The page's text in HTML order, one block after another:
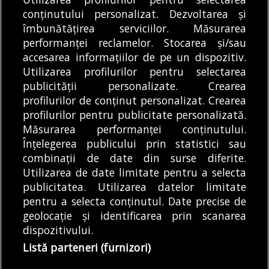
construirea ilegală de
drumuri, primarul
Sectorului 3 Robert
Negoiță a...
REDACȚIA BULETIN DE
BUCUREȘTI
avut loc vineri
dimineață, 7 august, la
metrou,...
DEANDREEA STĂNĂRÎNGĂ
07/08/2026
MODIFICĂ SETĂRILE COOKIES
© Copyright 2025 - Buletin de București.
Găzduit dePresslabs.com. Powered by TRS Design.
Despre
Noi
Media
Kit
Politică De
Confidențialitate
Cookie
Policy (EU)
Cookie
Policy
Tweet
Facebook
Share this selection
Tweet
conținutului personalizat. Dezvoltarea și
îmbunătățirea serviciilor. Măsurarea
performanței reclamelor. Stocarea și/sau
accesarea informațiilor de pe un dispozitiv.
Utilizarea profilurilor pentru selectarea
publicității personalizate. Crearea
profilurilor de conținut personalizat. Crearea
profilurilor pentru publicitate personalizată.
Măsurarea performanței conținutului.
Înțelegerea publicului prin statistici sau
combinații de date din surse diferite.
Utilizarea de date limitate pentru a selecta
publicitatea. Utilizarea datelor limitate
pentru a selecta conținutul. Date precise de
geolocație și identificarea prin scanarea
dispozitivului.
Listă parteneri (furnizori)